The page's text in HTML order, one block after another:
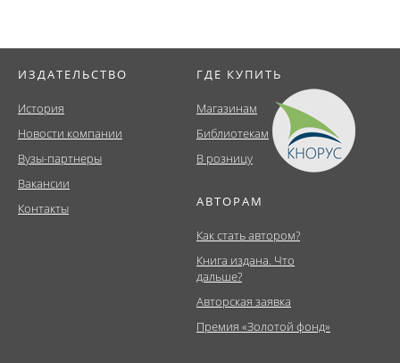
ИЗДАТЕЛЬСТВО
История
Новости компании
Вузы-партнеры
Вакансии
Контакты
ГДЕ КУПИТЬ
Магазинам
Библиотекам
В розницу
АВТОРАМ
Как стать автором?
Книга издана. Что
дальше?
Авторская заявка
Премия «Золотой фонд»